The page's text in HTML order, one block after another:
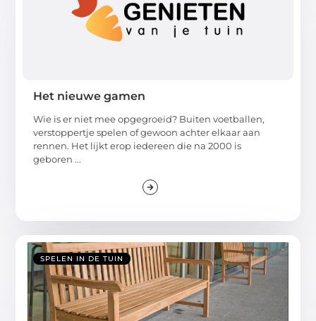
Het nieuwe gamen
Wie is er niet mee opgegroeid? Buiten voetballen,
verstoppertje spelen of gewoon achter elkaar aan
rennen. Het lijkt erop iedereen die na 2000 is
geboren ...
SPELEN IN DE TUIN